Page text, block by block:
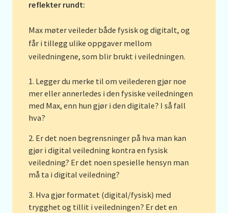
reflekter rundt:
Max møter veileder både fysisk og digitalt, og
får i tillegg ulike oppgaver mellom
veiledningene, som blir brukt i veiledningen.
Legger du merke til om veilederen gjør noe
mer eller annerledes i den fysiske veiledningen
med Max, enn hun gjør i den digitale? I så fall
hva?
Er det noen begrensninger på hva man kan
gjør i digital veiledning kontra en fysisk
veiledning? Er det noen spesielle hensyn man
må ta i digital veiledning?
Hva gjør formatet (digital/fysisk) med
trygghet og tillit i veiledningen? Er det en